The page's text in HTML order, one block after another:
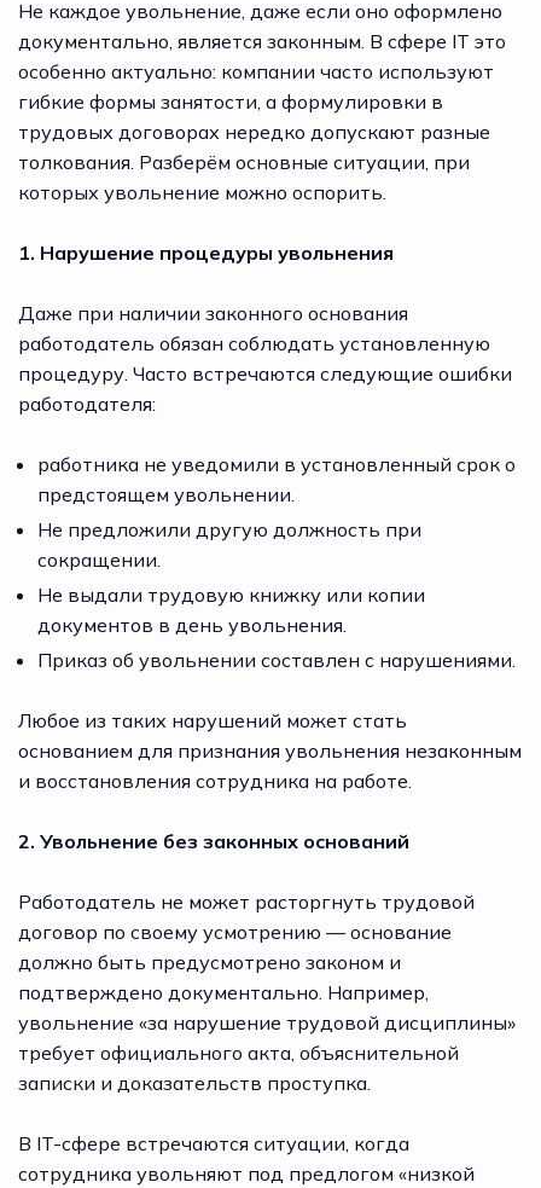
Не каждое увольнение, даже если оно оформлено
документально, является законным. В сфере IT это
особенно актуально: компании часто используют
гибкие формы занятости, а формулировки в
трудовых договорах нередко допускают разные
толкования. Разберём основные ситуации, при
которых увольнение можно оспорить.
1. Нарушение процедуры увольнения
Даже при наличии законного основания
работодатель обязан соблюдать установленную
процедуру. Часто встречаются следующие ошибки
работодателя:
работника не уведомили в установленный срок о
предстоящем увольнении.
Не предложили другую должность при
сокращении.
Не выдали трудовую книжку или копии
документов в день увольнения.
Приказ об увольнении составлен с нарушениями.
Любое из таких нарушений может стать
основанием для признания увольнения незаконным
и восстановления сотрудника на работе.
2. Увольнение без законных оснований
Работодатель не может расторгнуть трудовой
договор по своему усмотрению — основание
должно быть предусмотрено законом и
подтверждено документально. Например,
увольнение «за нарушение трудовой дисциплины»
требует официального акта, объяснительной
записки и доказательств проступка.
В IT-сфере встречаются ситуации, когда
сотрудника увольняют под предлогом «низкой